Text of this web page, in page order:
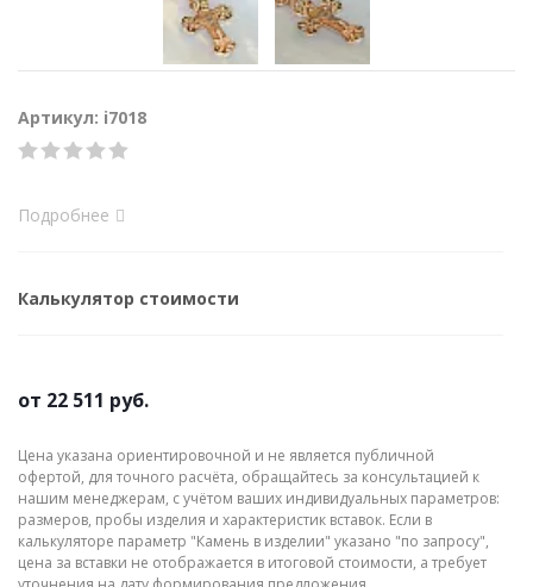
Артикул: i7018
Подробнее
Калькулятор стоимости
от 22 511 руб.
Цена указана ориентировочной и не является публичной
офертой, для точного расчёта, обращайтесь за консультацией к
нашим менеджерам, с учётом ваших индивидуальных параметров:
размеров, пробы изделия и характеристик вставок. Если в
калькуляторе параметр "Камень в изделии" указано "по запросу",
цена за вставки не отображается в итоговой стоимости, а требует